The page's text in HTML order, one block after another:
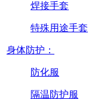
焊接手套
特殊用途手套
身体防护：
防化服
隔温防护服